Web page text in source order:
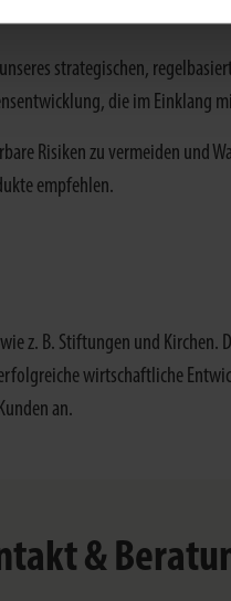
strategischen,
die im Einklang
Risiken zu vermeiden und
empfehlen.
z. B. Stiftungen und
wirtschaftliche
an.
&